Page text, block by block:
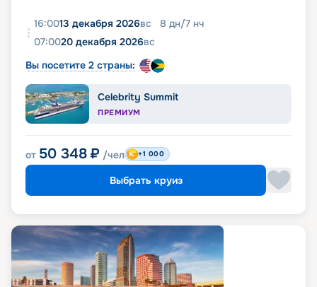
16:0013 декабря 2026вс 8 дн/7 нч
07:0020 декабря 2026вс
Вы посетите 2 страны:
Celebrity Summit
ПРЕМИУМ
от 50 348 ₽ /чел +1 000
Выбрать круиз